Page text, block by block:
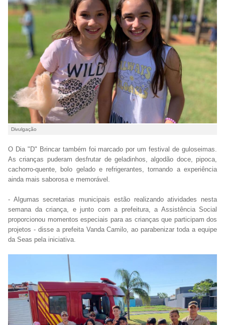
Divulgação
O Dia "D" Brincar também foi marcado por um festival de guloseimas.
As crianças puderam desfrutar de geladinhos, algodão doce, pipoca,
cachorro-quente, bolo gelado e refrigerantes, tornando a experiência
ainda mais saborosa e memorável.
- Algumas secretarias municipais estão realizando atividades nesta
semana da criança, e junto com a prefeitura, a Assistência Social
proporcionou momentos especiais para as crianças que participam dos
projetos - disse a prefeita Vanda Camilo, ao parabenizar toda a equipe
da Seas pela iniciativa.